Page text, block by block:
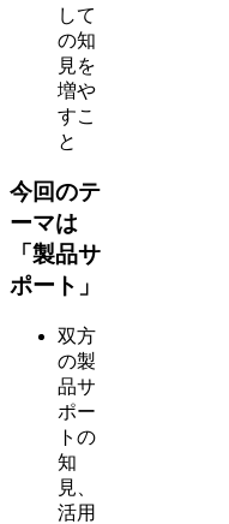
して
の知
見を
増や
すこ
と
今回のテ
ーマは
「製品サ
ポート」
双方
の製
品サ
ポー
トの
知
見、
活用